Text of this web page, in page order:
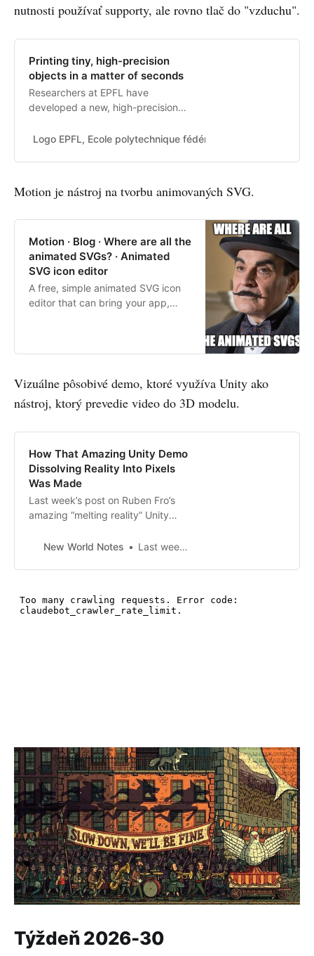
nutnosti používať supporty, ale rovno tlač do "vzduchu".
Printing tiny, high-precision
objects in a matter of seconds
Researchers at EPFL have
developed a new, high-precision
objects. The process, which takes
finish, has potential applications in
bioprinting.
Logo EPFL, Ecole polytechnique fédérale de Lausanne
Motion je nástroj na tvorbu animovaných SVG.
Motion · Blog · Where are all the
animated SVGs? · Animated
SVG icon editor
A free, simple animated SVG icon
editor that can bring your app,
Vizuálne pôsobivé demo, ktoré využíva Unity ako
nástroj, ktorý prevedie video do 3D modelu.
How That Amazing Unity Demo
Dissolving Reality Into Pixels
Was Made
Last week’s post on Ruben Fro’s
amazing “melting reality” Unity
he recently shared with me some
possible: “So, I’m using 360
daily life, then...
New World Notes Last week’s post
Týždeň 2026-30